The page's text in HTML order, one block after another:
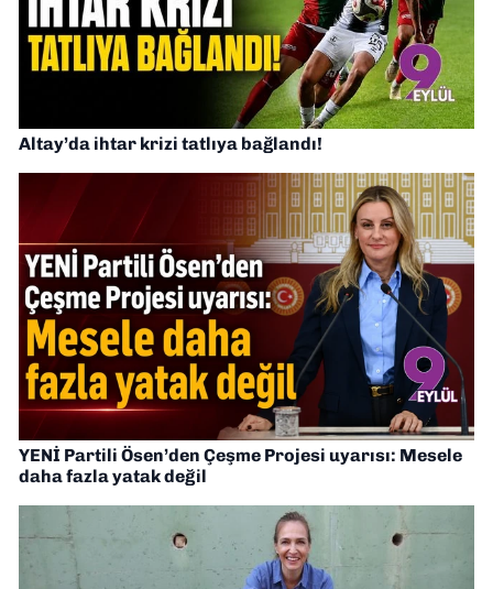
Altay’da ihtar krizi tatlıya bağlandı!
YENİ Partili Ösen’den Çeşme Projesi uyarısı: Mesele
daha fazla yatak değil